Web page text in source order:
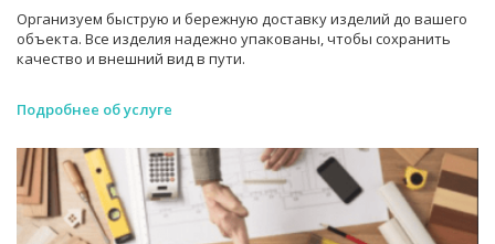
Организуем быструю и бережную доставку изделий до вашего
объекта. Все изделия надежно упакованы, чтобы сохранить
качество и внешний вид в пути.
Подробнее об услуге